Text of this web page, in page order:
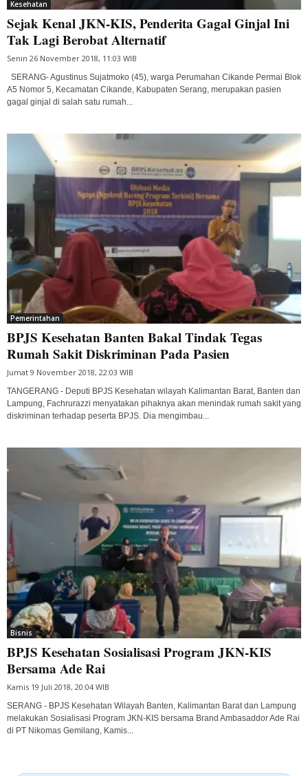
Kesehatan
Sejak Kenal JKN-KIS, Penderita Gagal Ginjal Ini
Tak Lagi Berobat Alternatif
Senin 26 November 2018, 11:03 WIB
SERANG- Agustinus Sujatmoko (45), warga Perumahan Cikande Permai Blok
A5 Nomor 5, Kecamatan Cikande, Kabupaten Serang, merupakan pasien
gagal ginjal di salah satu rumah...
Pemerintahan
BPJS Kesehatan Banten Bakal Tindak Tegas
Rumah Sakit Diskriminan Pada Pasien
Jumat 9 November 2018, 22:03 WIB
TANGERANG - Deputi BPJS Kesehatan wilayah Kalimantan Barat, Banten dan
Lampung, Fachrurazzi menyatakan pihaknya akan menindak rumah sakit yang
diskriminan terhadap peserta BPJS. Dia mengimbau...
Bisnis
BPJS Kesehatan Sosialisasi Program JKN-KIS
Bersama Ade Rai
Kamis 19 Juli 2018, 20:04 WIB
SERANG - BPJS Kesehatan Wilayah Banten, Kalimantan Barat dan Lampung
melakukan Sosialisasi Program JKN-KIS bersama Brand Ambasaddor Ade Rai
di PT Nikomas Gemilang, Kamis...